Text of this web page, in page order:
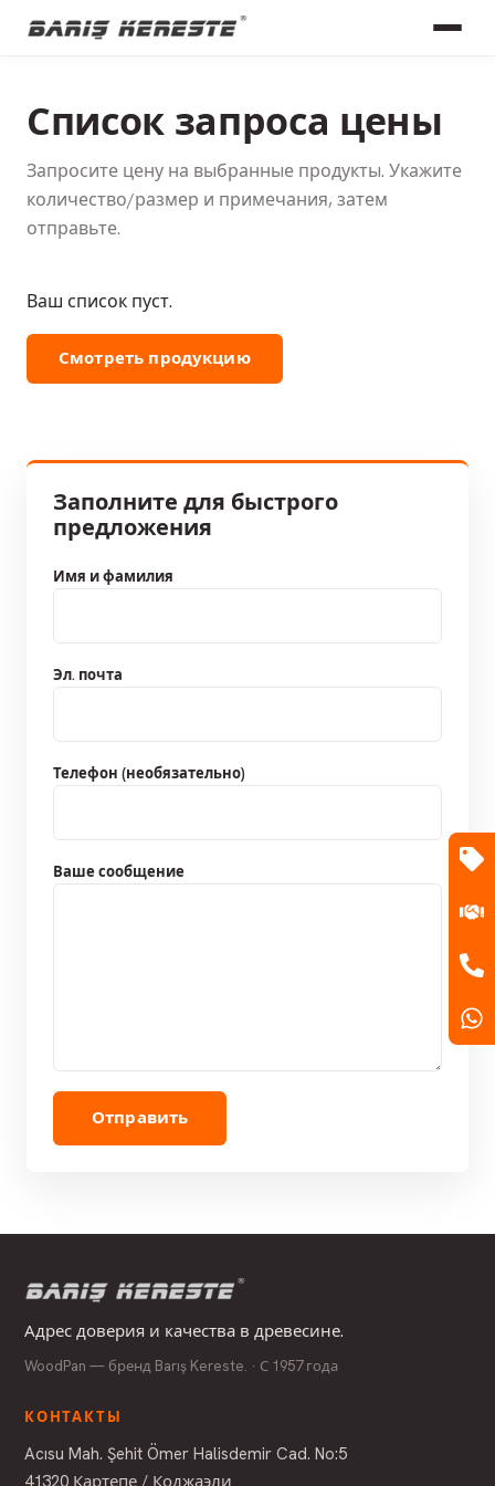
Список запроса цены
Запросите цену на выбранные продукты. Укажите
количество/размер и примечания, затем
отправьте.
Ваш список пуст.
Смотреть продукцию
Заполните для быстрого
предложения
Имя и фамилия
Эл. почта
Телефон (необязательно)
Ваше сообщение
Отправить
Адрес доверия и качества в древесине.
WoodPan — бренд Barış Kereste. · С 1957 года
КОНТАКТЫ
Acısu Mah. Şehit Ömer Halisdemir Cad. No:5
41320 Картепе / Коджаэли